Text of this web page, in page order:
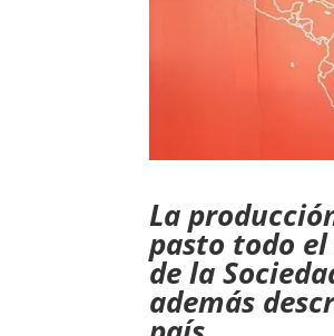
La
pasto todo
de la
además